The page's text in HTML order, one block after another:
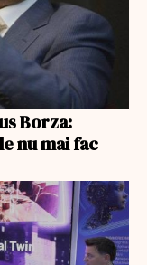
Borza:
nu mai fac